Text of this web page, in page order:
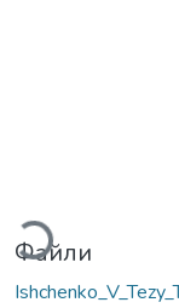
Файли